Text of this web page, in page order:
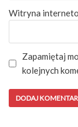
Witryna
Zapamiętaj
kolejnych